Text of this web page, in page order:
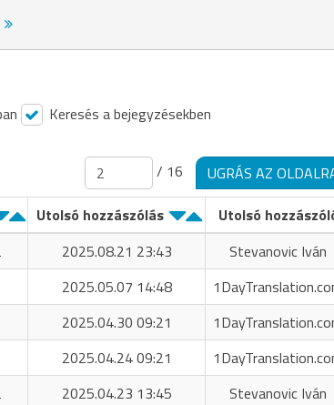
Keresés a bejegyzésekben
/ 16
UGRÁS AZ
Utolsó hozzászólás
Utolsó
2025.08.21 23:43
Stevanovic Iván
2025.05.07 14:48
2025.04.30 09:21
2025.04.24 09:21
2025.04.23 13:45
Stevanovic Iván